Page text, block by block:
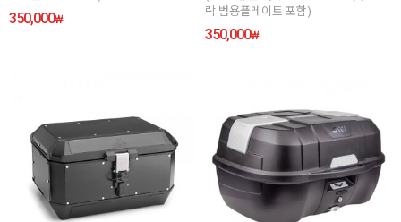
350,000₩
락 범용플레이트 포함)
350,000₩